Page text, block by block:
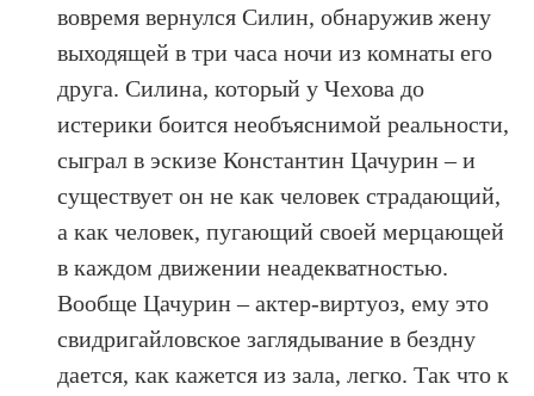
вовремя вернулся Силин, обнаружив жену
выходящей в три часа ночи из комнаты его
друга. Силина, который у Чехова до
истерики боится необъяснимой реальности,
сыграл в эскизе Константин Цачурин – и
существует он не как человек страдающий,
а как человек, пугающий своей мерцающей
в каждом движении неадекватностью.
Вообще Цачурин – актер-виртуоз, ему это
свидригайловское заглядывание в бездну
дается, как кажется из зала, легко. Так что к